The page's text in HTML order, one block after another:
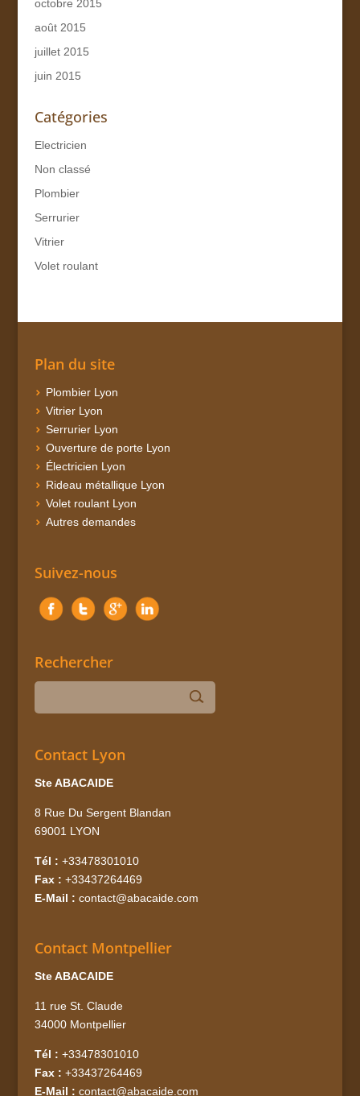
octobre 2015
août 2015
juillet 2015
juin 2015
Catégories
Electricien
Non classé
Plombier
Serrurier
Vitrier
Volet roulant
Plan du site
Plombier Lyon
Vitrier Lyon
Serrurier Lyon
Ouverture de porte Lyon
Électricien Lyon
Rideau métallique Lyon
Volet roulant Lyon
Autres demandes
Suivez-nous
Rechercher
Contact Lyon
Ste ABACAIDE
8 Rue Du Sergent Blandan
69001 LYON
Tél : +33478301010
Fax : +33437264469
E-Mail : contact@abacaide.com
Contact Montpellier
Ste ABACAIDE
11 rue St. Claude
34000 Montpellier
Tél : +33478301010
Fax : +33437264469
E-Mail : contact@abacaide.com